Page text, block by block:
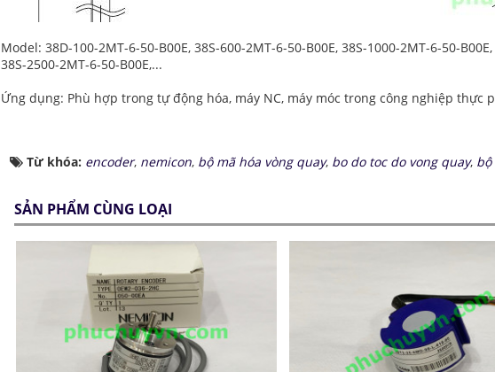
Model: 38D-100-2MT-6-50-B00E, 38S-600-2MT-6-50-B00E, 38S-1000-2MT-6-50-
38S-2500-2MT-6-50-B00E,...
Ứng dụng: Phù hợp trong tự động hóa, máy NC, máy móc trong công nghiệp thực
Từ khóa: encoder, nemicon, bộ mã hóa vòng quay, bo do toc do vong quay, bộ
SẢN PHẨM CÙNG LOẠI